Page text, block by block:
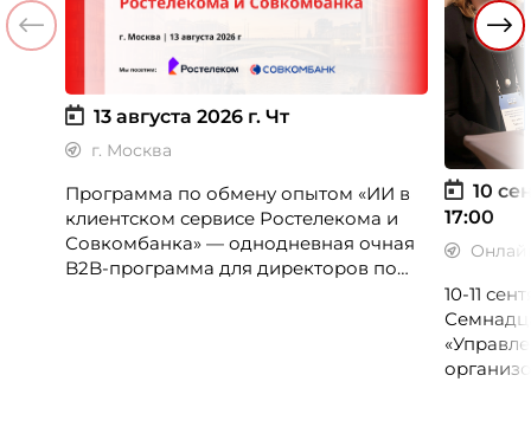
13 августа 2026 г. Чт
г. Москва
Программа по обмену опытом «ИИ в
клиентском сервисе Ростелекома и
Совкомбанка» — однодневная очная
B2B-программа для директоров по
10
17:00
10-11